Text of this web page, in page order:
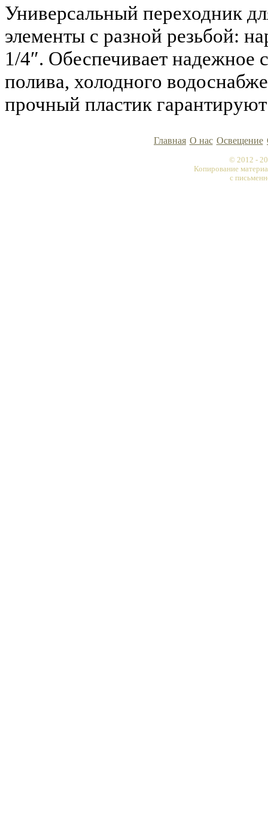
Универсальный переходник
элементы с разной резьбой:
1/4″. Обеспечивает надежное
полива, холодного
прочный пластик
Главная О нас Освещение
© 2012 -
Копирование
с